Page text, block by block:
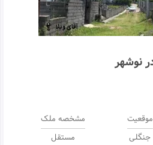
موقعیت
جنگلی
مشخصه ملک
مستقل